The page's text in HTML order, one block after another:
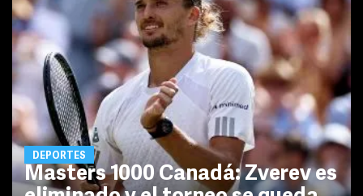
DEPORTES
Masters 1000 Canadá: Zverev es